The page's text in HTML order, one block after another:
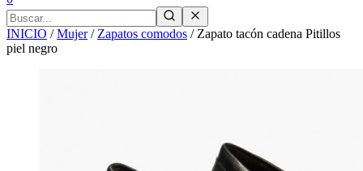
INICIO /Mujer/ Zapatos comodos / Zapato tacón cadena Pitillos
piel negro